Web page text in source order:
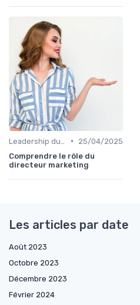
•
25/04/2025
Comprendre le rôle du
directeur marketing
Les articles par date
Août 2023
Octobre 2023
Décembre 2023
Février 2024